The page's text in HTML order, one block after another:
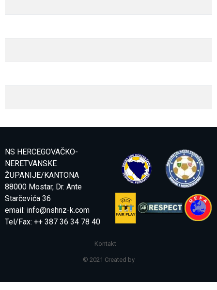
NS HERCEGOVAČKO-
NERETVANSKE
ŽUPANIJE/KANTONA
88000 Mostar, Dr. Ante
Starčevića 36
email: info@nshnz-k.com
Tel/Fax: ++ 387 36 34 78 40
Kontakt
© 2021 Created by